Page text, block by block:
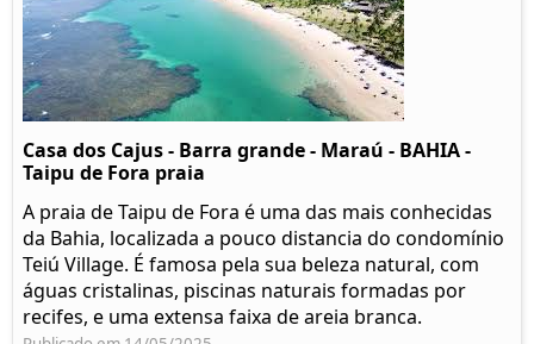
Casa dos Cajus - Barra grande - Maraú - BAHIA -
Taipu de Fora praia
A praia de Taipu de Fora é uma das mais conhecidas
da Bahia, localizada a pouco distancia do condomínio
Teiú Village. É famosa pela sua beleza natural, com
águas cristalinas, piscinas naturais formadas por
recifes, e uma extensa faixa de areia branca.